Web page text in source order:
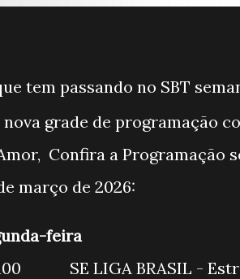
tem passando no SBT
nova grade de programação
Confira a Programação
março de 2026:
feira
SE LIGA